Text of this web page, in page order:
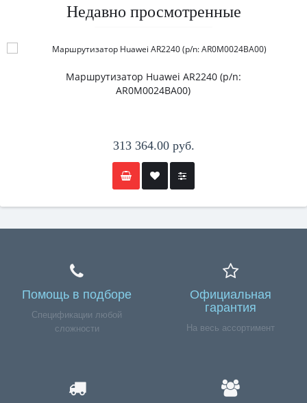
Недавно просмотренные
Маршрутизатор Huawei AR2240 (p/n:
AR0M0024BA00)
313 364.00 руб.
Помощь в подборе
Спецификации любой
сложности
Официальная
гарантия
На весь ассортимент